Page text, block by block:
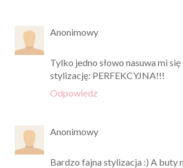
Anonimowy
Tylko jedno słowo nasuwa mi
stylizację: PERFEKCYJNA!!!
Odpowiedz
Anonimowy
Bardzo fajna stylizacja :) A buty